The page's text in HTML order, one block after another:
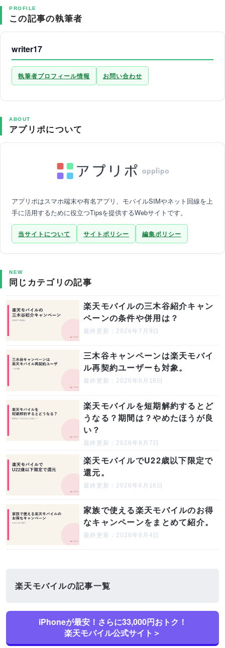
PROFILE
この記事の執筆者
writer17
執筆者プロフィール情報 お問い合わせ
ABOUT
アプリポについて
アプリポはスマホ端末や有名アプリ、モバイルSIMやネット回線を上
手に活用するために役立つTipsを提供するWebサイトです。
当サイトについて サイトポリシー 編集ポリシー
NEW
同じカテゴリの記事
楽天モバイルの三木谷紹介キャン
ペーンの条件や併用は？
最終更新：2026年7月9日
三木谷キャンペーンは楽天モバイ
ル再契約ユーザーも対象。
最終更新：2026年6月16日
楽天モバイルを短期解約するとど
うなる？期間は？やめたほうが良
い？
最終更新：2026年8月7日
楽天モバイルでU22歳以下限定で
還元。
最終更新：2026年6月16日
家族で使える楽天モバイルのお得
なキャンペーンをまとめて紹介。
最終更新：2026年8月4日
楽天モバイルの記事一覧
SUPERVISOR
監修者について
iPhoneが最安！さらに33,000円おトク！
楽天モバイル公式サイト＞